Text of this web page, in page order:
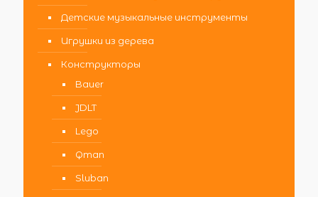
Детские музыкальные инструменты
Игрушки из дерева
Конструкторы
Bauer
JDLT
Lego
Qman
Sluban